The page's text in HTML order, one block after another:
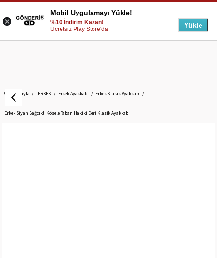
Anasayfa ERKEK Erkek Ayakkabı Erkek Klasik Ayakkabı
Erkek Siyah Bağcıklı Kösele Taban Hakiki Deri Klasik Ayakkabı
Mobil Uygulamayı Yükle!
%10 İndirim Kazan!
Ücretsiz Play Store'da
Yükle